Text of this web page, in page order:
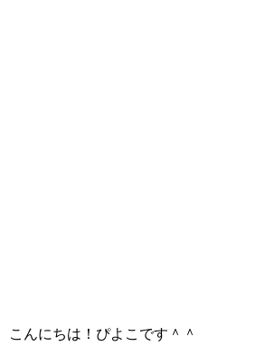
こんにちは！ぴよこです＾＾